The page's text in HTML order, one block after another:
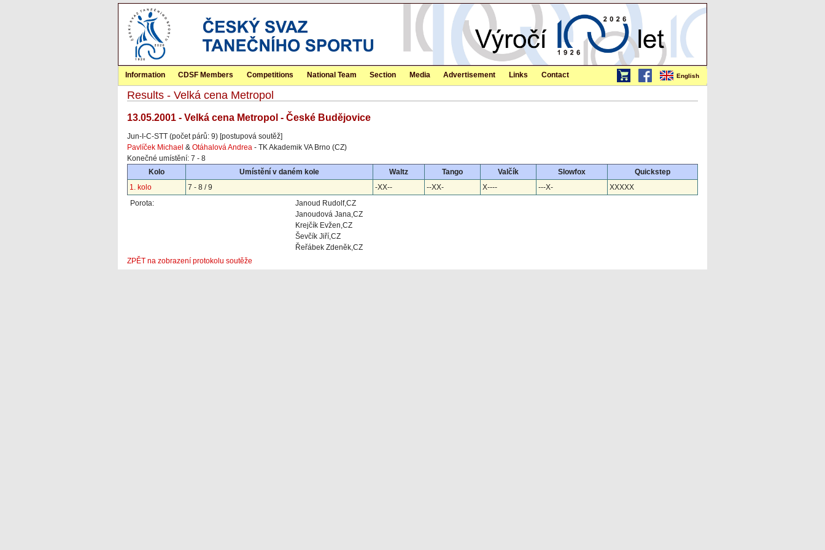
English
Information CDSF Members Competitions National Team Section Media Advertisement Links Contact
Results - Velká cena Metropol
13.05.2001 - Velká cena Metropol - České Budějovice
Jun-I-C-STT (počet párů: 9) [postupová soutěž]
Pavlíček Michael & Otáhalová Andrea - TK Akademik VA Brno (CZ)
Konečné umístění: 7 - 8
Kolo
Umístění v daném kole Waltz Tango Valčík Slowfox
Quickstep
1. kolo
7 - 8 / 9 -XX-- --XX- X---- ---X-
XXXXX
Porota:
Janoud Rudolf,CZ
Janoudová Jana,CZ
Krejčík Evžen,CZ
Ševčík Jiří,CZ
Řeřábek Zdeněk,CZ
ZPĚT na zobrazení protokolu soutěže